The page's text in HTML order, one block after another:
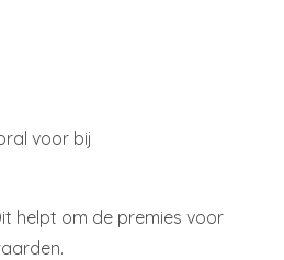
voor bij
helpt om de premies voor